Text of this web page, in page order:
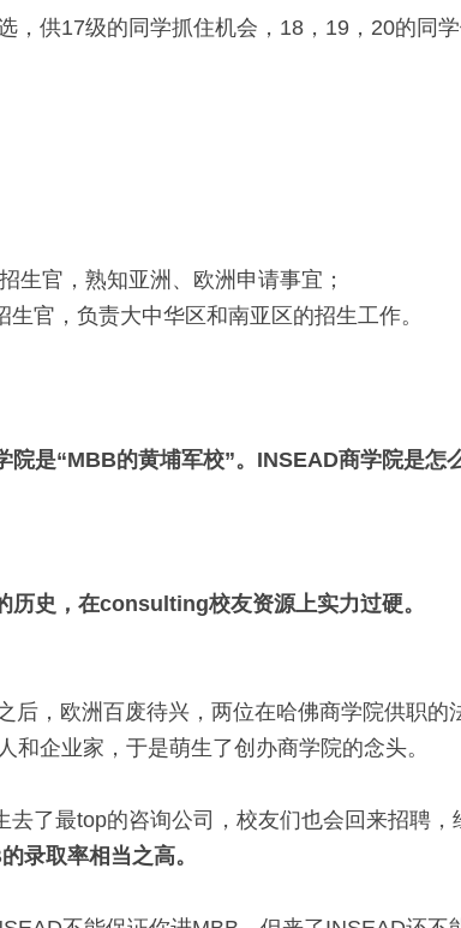
，供17级的同学抓住机会，18，19，20的同学
生官，熟知亚洲、欧洲申请事宜；
官，负责大中华区和南亚区的招生工作。
院是“MBB的黄埔军校”。INSEAD商学院是怎
历史，在consulting校友资源上实力过硬。
后，欧洲百废待兴，两位在哈佛商学院供职的
和企业家，于是萌生了创办商学院的念头。
去了最top的咨询公司，校友们也会回来招聘，
录取率相当之高。